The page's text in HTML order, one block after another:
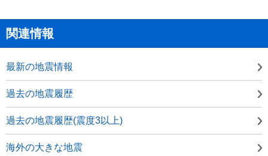
関連情報
最新の地震情報
過去の地震履歴
過去の地震履歴(震度3以上)
海外の大きな地震